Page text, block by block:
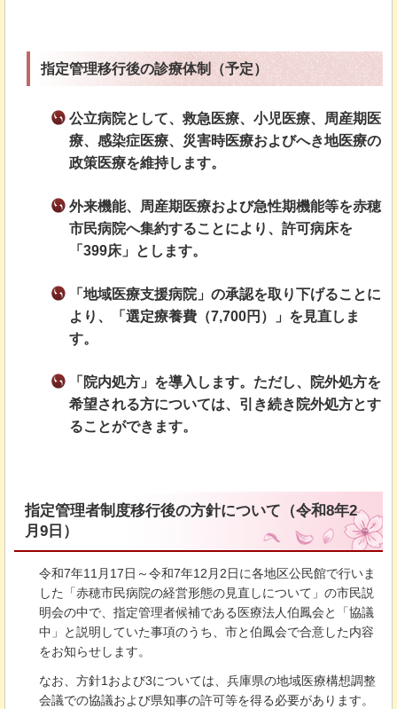
指定管理移行後の診療体制（予定）
公立病院として、救急医療、小児医療、周産期医
療、感染症医療、災害時医療およびへき地医療の
政策医療を維持します。
外来機能、周産期医療および急性期機能等を赤穂
市民病院へ集約することにより、許可病床を
「399床」とします。
「地域医療支援病院」の承認を取り下げることに
より、「選定療養費（7,700円）」を見直しま
す。
「院内処方」を導入します。ただし、院外処方を
希望される方については、引き続き院外処方とす
ることができます。
指定管理者制度移行後の方針について（令和8年2
月9日）
令和7年11月17日～令和7年12月2日に各地区公民館で行いま
した「赤穂市民病院の経営形態の見直しについて」の市民説
明会の中で、指定管理者候補である医療法人伯鳳会と「協議
中」と説明していた事項のうち、市と伯鳳会で合意した内容
をお知らせします。
なお、方針1および3については、兵庫県の地域医療構想調整
会議での協議および県知事の許可等を得る必要があります。